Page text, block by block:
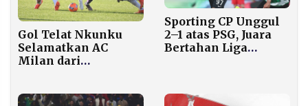
Gol Telat Nkunku
Selamatkan AC
Milan dari
Sporting CP Unggul
2–1 atas PSG, Juara
Bertahan Liga